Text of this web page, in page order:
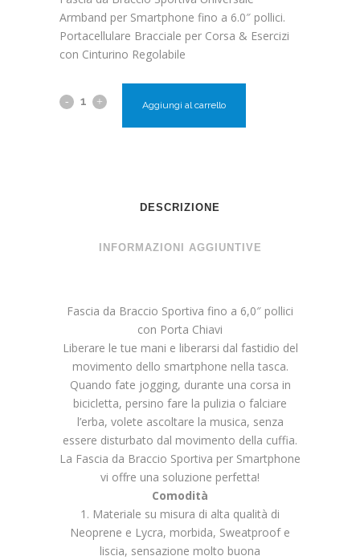
Armband per Smartphone fino a 6.0″ pollici.
Portacellulare Bracciale per Corsa & Esercizi
con Cinturino Regolabile
Aggiungi al carrello
DESCRIZIONE
INFORMAZIONI AGGIUNTIVE
Fascia da Braccio Sportiva fino a 6,0″ pollici
con Porta Chiavi
Liberare le tue mani e liberarsi dal fastidio del
movimento dello smartphone nella tasca.
Quando fate jogging, durante una corsa in
bicicletta, persino fare la pulizia o falciare
l’erba, volete ascoltare la musica, senza
essere disturbato dal movimento della cuffia.
La Fascia da Braccio Sportiva per Smartphone
vi offre una soluzione perfetta!
Comodità
1. Materiale su misura di alta qualità di
Neoprene e Lycra, morbida, Sweatproof e
liscia, sensazione molto buona